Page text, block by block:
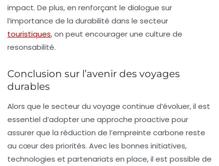
impact. De plus, en renforçant le dialogue sur
l’importance de la durabilité dans le secteur
touristiques, on peut encourager une culture de
resonsabilité.
Conclusion sur l’avenir des voyages
durables
Alors que le secteur du voyage continue d’évoluer, il est
essentiel d’adopter une approche proactive pour
assurer que la réduction de l’empreinte carbone reste
au cœur des priorités. Avec les bonnes initiatives,
technologies et partenariats en place, il est possible de